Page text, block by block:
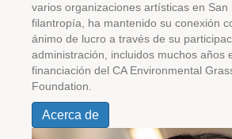
varios organizaciones artísticas en San
filantropía, ha mantenido su conexión
ánimo de lucro a través de su
administración, incluidos muchos años
financiación del CA Environmental
Foundation.
Acerca de